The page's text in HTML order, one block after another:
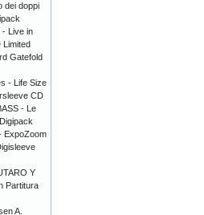
dei doppi
- Live in
Limited
Gatefold
- Life Size
CD
- Le
ExpoZoom
Y
Partitura
A.